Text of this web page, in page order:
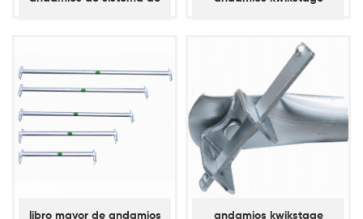
libro mayor de andamios
andamios kwikstage